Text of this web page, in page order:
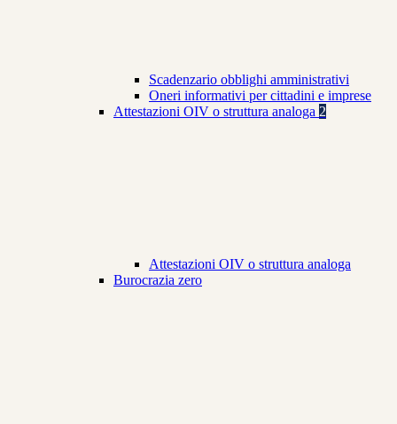
Scadenzario obblighi amministrativi
Oneri informativi per cittadini e imprese
Attestazioni OIV o struttura analoga 2
Attestazioni OIV o struttura analoga
Burocrazia zero